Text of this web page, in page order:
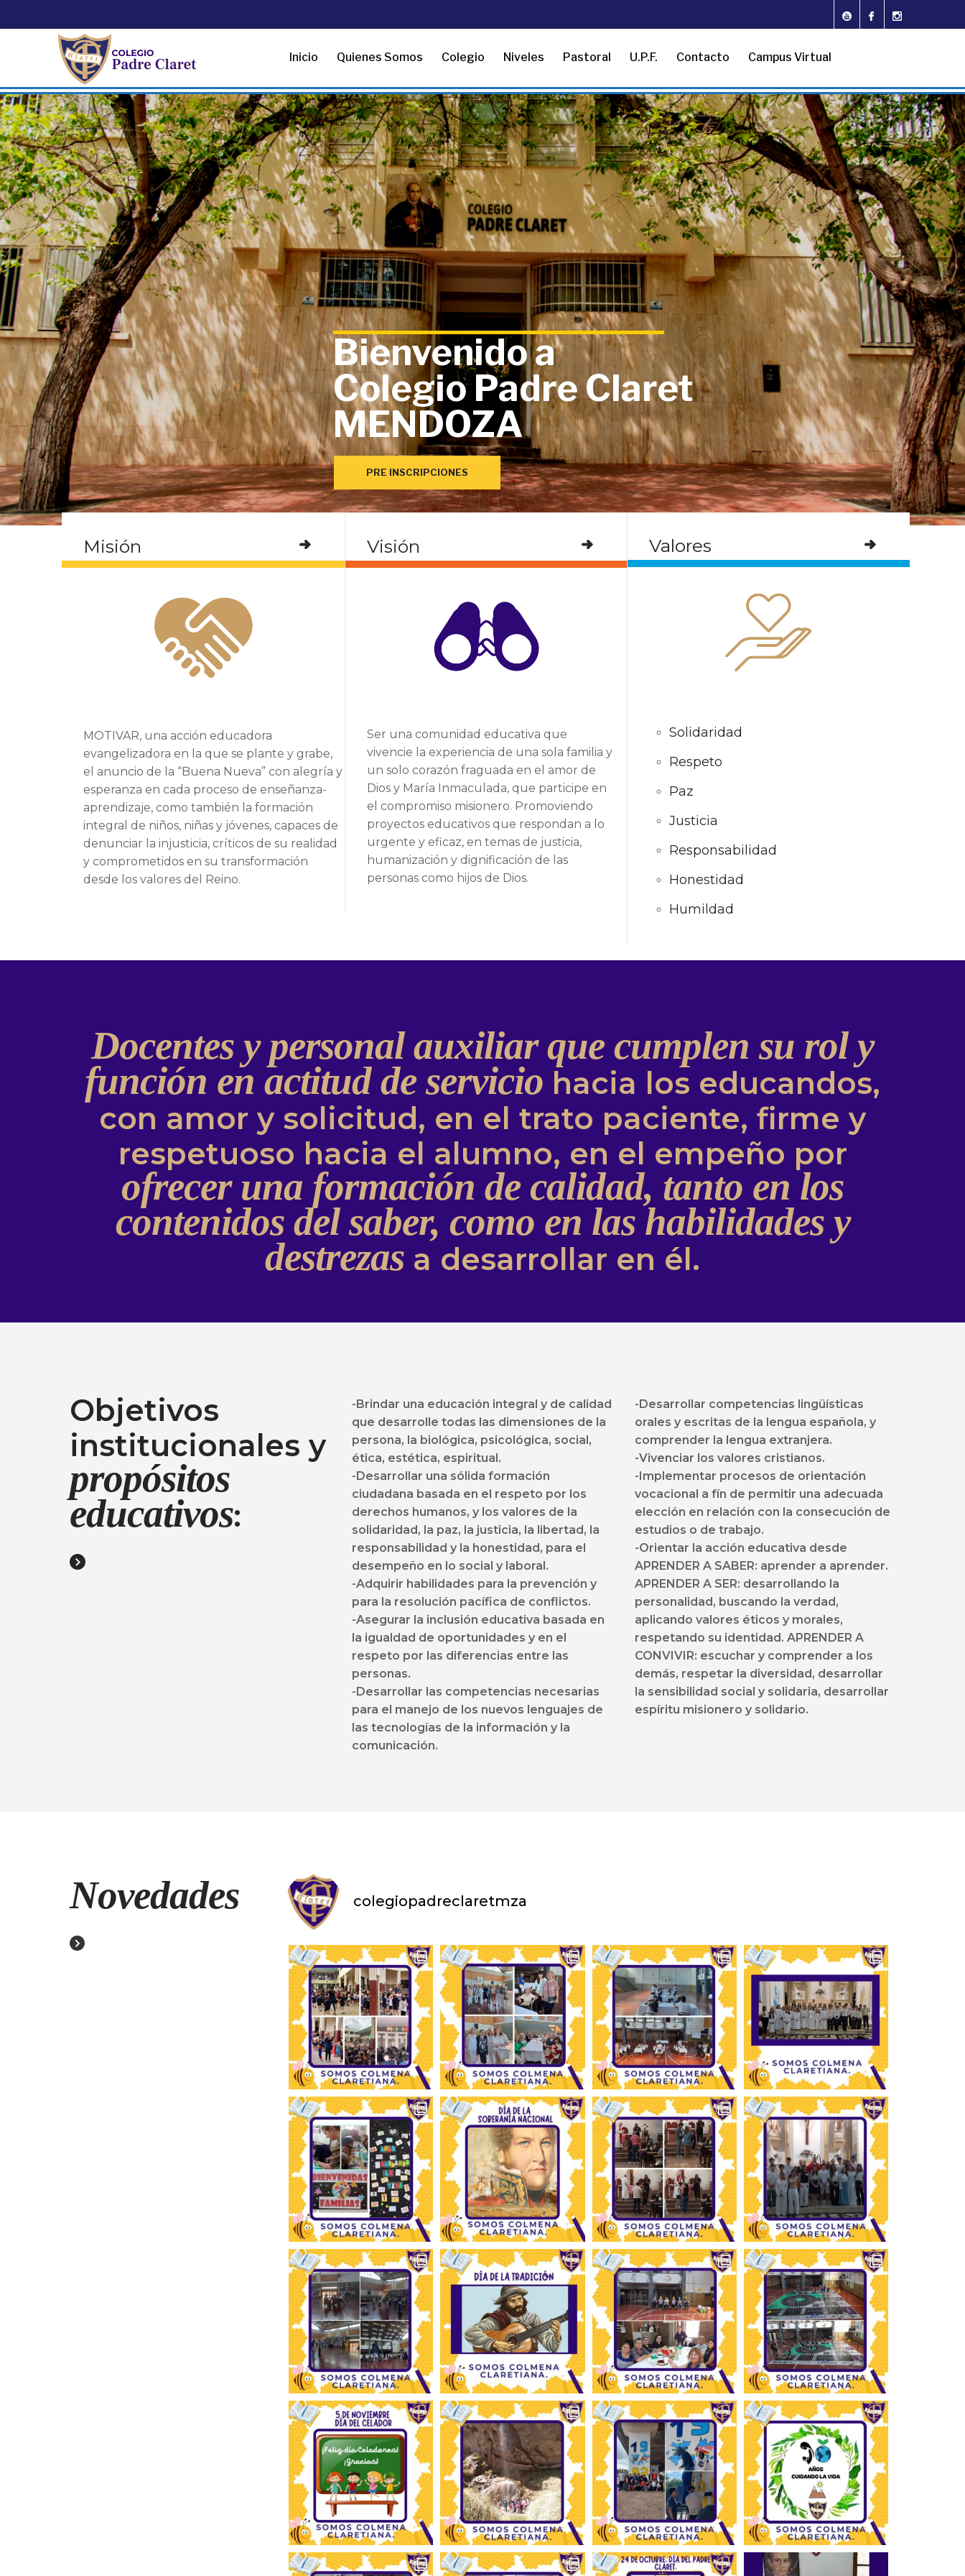
Inicio Quienes Somos Colegio Niveles Pastoral U.P.F. Contacto Campus Virtual
Bienvenido a
Colegio Padre Claret
MENDOZA
PRE INSCRIPCIONES
Misión
MOTIVAR, una acción educadora
evangelizadora en la que se plante y grabe,
el anuncio de la “Buena Nueva” con alegría y
esperanza en cada proceso de enseñanza-
aprendizaje, como también la formación
integral de niños, niñas y jóvenes, capaces de
denunciar la injusticia, críticos de su realidad
y comprometidos en su transformación
desde los valores del Reino.
Visión
Ser una comunidad educativa que
vivencie la experiencia de una sola familia y
un solo corazón fraguada en el amor de
Dios y María Inmaculada, que participe en
el compromiso misionero. Promoviendo
proyectos educativos que respondan a lo
urgente y eficaz, en temas de justicia,
humanización y dignificación de las
personas como hijos de Dios.
Valores
Solidaridad
Respeto
Paz
Justicia
Responsabilidad
Honestidad
Humildad
Docentes y personal auxiliar que cumplen su rol y
función en actitud de servicio hacia los educandos,
con amor y solicitud, en el trato paciente, firme y
respetuoso hacia el alumno, en el empeño por
ofrecer una formación de calidad, tanto en los
contenidos del saber, como en las habilidades y
destrezas a desarrollar en él.
Objetivos
institucionales y
propósitos
educativos:
-Brindar una educación integral y de calidad
que desarrolle todas las dimensiones de la
persona, la biológica, psicológica, social,
ética, estética, espiritual.
-Desarrollar una sólida formación
ciudadana basada en el respeto por los
derechos humanos, y los valores de la
solidaridad, la paz, la justicia, la libertad, la
responsabilidad y la honestidad, para el
desempeño en lo social y laboral.
-Adquirir habilidades para la prevención y
para la resolución pacífica de conflictos.
-Asegurar la inclusión educativa basada en
la igualdad de oportunidades y en el
respeto por las diferencias entre las
personas.
-Desarrollar las competencias necesarias
para el manejo de los nuevos lenguajes de
las tecnologías de la información y la
comunicación.
-Desarrollar competencias lingüísticas
orales y escritas de la lengua española, y
comprender la lengua extranjera.
-Vivenciar los valores cristianos.
-Implementar procesos de orientación
vocacional a fín de permitir una adecuada
elección en relación con la consecución de
estudios o de trabajo.
-Orientar la acción educativa desde
APRENDER A SABER: aprender a aprender.
APRENDER A SER: desarrollando la
personalidad, buscando la verdad,
aplicando valores éticos y morales,
respetando su identidad. APRENDER A
CONVIVIR: escuchar y comprender a los
demás, respetar la diversidad, desarrollar
la sensibilidad social y solidaria, desarrollar
espíritu misionero y solidario.
Novedades colegiopadreclaretmza